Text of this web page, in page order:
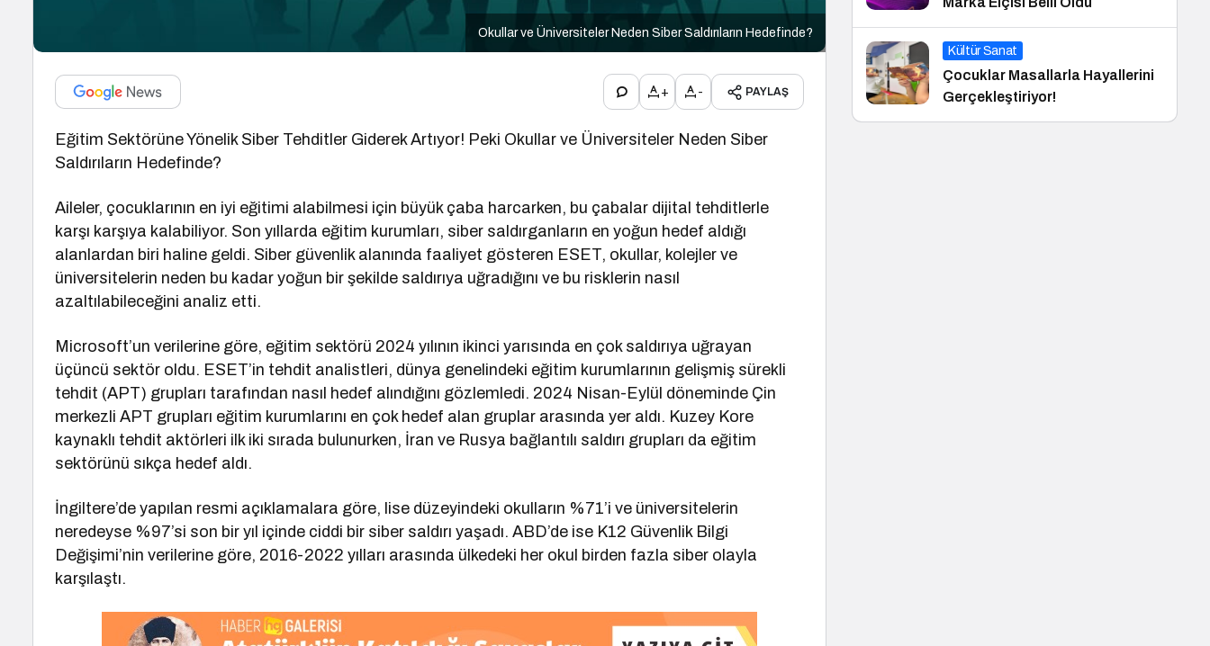
Okullar ve Üniversiteler Neden Siber Saldırıların Hedefinde?
+ - PAYLAŞ
Eğitim Sektörüne Yönelik Siber Tehditler Giderek Artıyor! Peki Okullar ve Üniversiteler Neden Siber
Saldırıların Hedefinde?
Aileler, çocuklarının en iyi eğitimi alabilmesi için büyük çaba harcarken, bu çabalar dijital tehditlerle
karşı karşıya kalabiliyor. Son yıllarda eğitim kurumları, siber saldırganların en yoğun hedef aldığı
alanlardan biri haline geldi. Siber güvenlik alanında faaliyet gösteren ESET, okullar, kolejler ve
üniversitelerin neden bu kadar yoğun bir şekilde saldırıya uğradığını ve bu risklerin nasıl
azaltılabileceğini analiz etti.
Microsoft’un verilerine göre, eğitim sektörü 2024 yılının ikinci yarısında en çok saldırıya uğrayan
üçüncü sektör oldu. ESET’in tehdit analistleri, dünya genelindeki eğitim kurumlarının gelişmiş sürekli
tehdit (APT) grupları tarafından nasıl hedef alındığını gözlemledi. 2024 Nisan-Eylül döneminde Çin
merkezli APT grupları eğitim kurumlarını en çok hedef alan gruplar arasında yer aldı. Kuzey Kore
kaynaklı tehdit aktörleri ilk iki sırada bulunurken, İran ve Rusya bağlantılı saldırı grupları da eğitim
sektörünü sıkça hedef aldı.
İngiltere’de yapılan resmi açıklamalara göre, lise düzeyindeki okulların %71’i ve üniversitelerin
neredeyse %97’si son bir yıl içinde ciddi bir siber saldırı yaşadı. ABD’de ise K12 Güvenlik Bilgi
Değişimi’nin verilerine göre, 2016-2022 yılları arasında ülkedeki her okul birden fazla siber olayla
karşılaştı.
Kültür Sanat
Çocuklar Masallarla Hayallerini
Gerçekleştiriyor!